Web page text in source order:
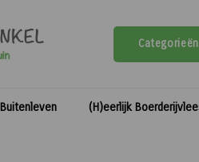
Categorieën
Buitenleven (H)eerlijk